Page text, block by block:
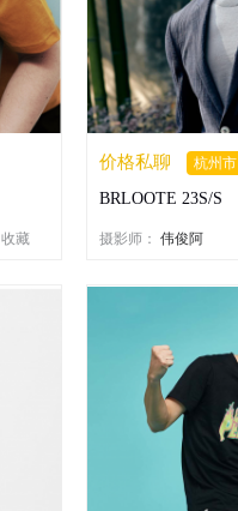
收藏
价格私聊 杭州市
BRLOOTE 23S/S
摄影师： 伟俊阿